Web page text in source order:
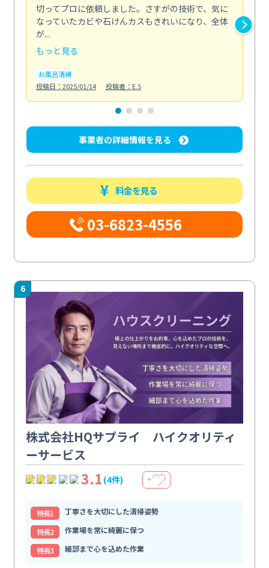
切ってプロに依頼しました。さすがの技術で、気に
なっていたカビや石けんカスもきれいになり、全体
が...
もっと見る
お風呂清掃
投稿日：2025/01/14
投稿者：E.S
事業者の詳細情報を見る
料金を見る
03-6823-4556
6
株式会社HQサプライ ハイクオリティ
ーサービス
3.1 (4件) ＋
特⻑1
丁寧さを大切にした清掃姿勢
特⻑2
作業場を常に綺麗に保つ
特⻑3
細部まで心を込めた作業